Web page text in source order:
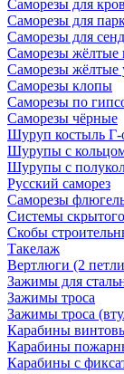
Саморезы для
Саморезы для
Саморезы для
Саморезы жёлтые
Саморезы жёлтые
Саморезы клопы
Саморезы по
Саморезы чёрные
Шуруп костыль Г-
Шурупы с
Шурупы с
Русский саморез
Саморезы
Системы
Скобы
Такелаж
Вертлюги (2
Зажимы для
Зажимы троса
Зажимы троса
Карабины
Карабины
Карабины с